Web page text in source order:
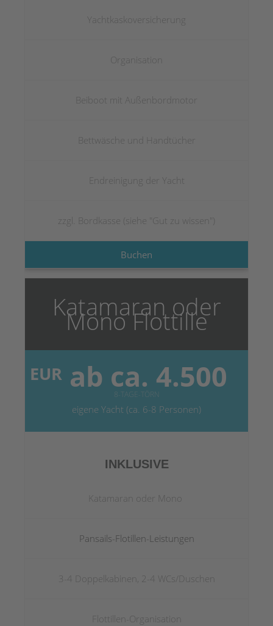
Yachtkaskoversicherung
Organisation
Beiboot mit Außenbordmotor
Bettwäsche und Handtücher
Endreinigung der Yacht
zzgl. Bordkasse (siehe "Gut zu wissen")
Buchen
Katamaran oder
Mono Flottille
EURab ca. 4.500
8-TAGE-TÖRN
eigene Yacht (ca. 6-8 Personen)
INKLUSIVE
Katamaran oder Mono
Pansails-Flotillen-Leistungen
3-4 Doppelkabinen, 2-4 WCs/Duschen
Flottillen-Organisation